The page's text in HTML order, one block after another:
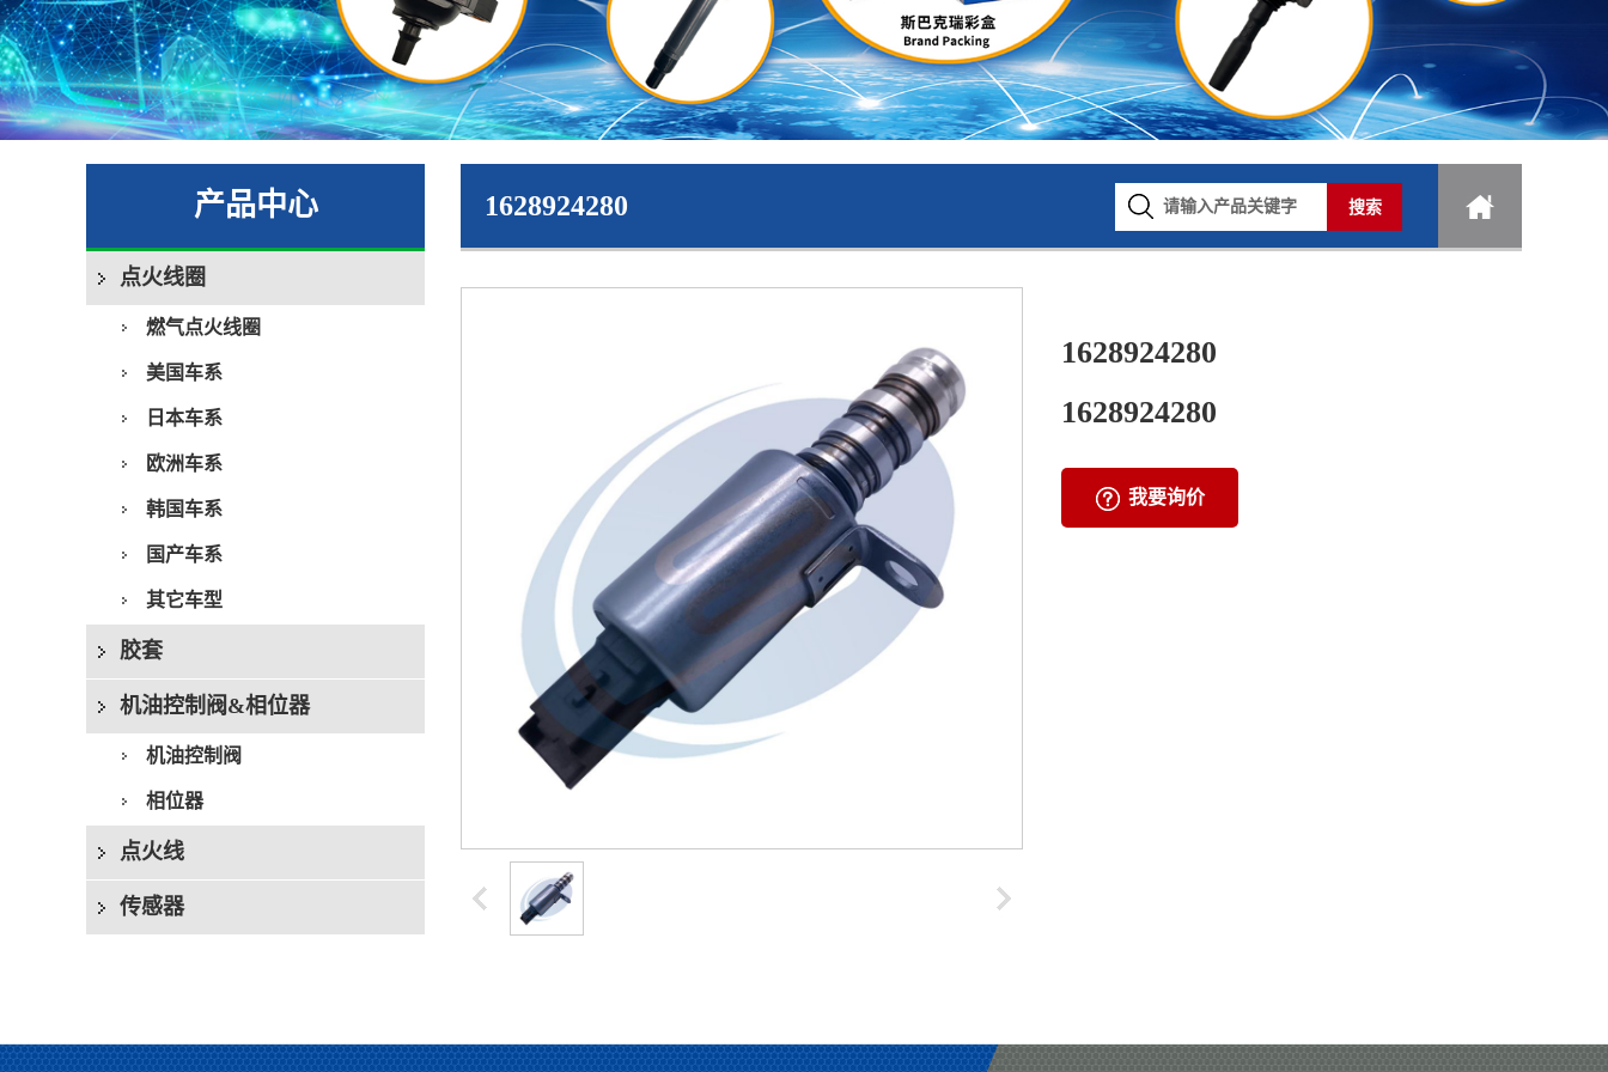
产品中心
点火线圈
燃气点火线圈
美国车系
日本车系
欧洲车系
韩国车系
国产车系
其它车型
胶套
机油控制阀&相位器
机油控制阀
相位器
点火线
传感器
1628924280
1628924280
1628924280
我要询价